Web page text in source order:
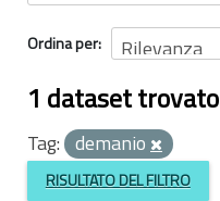
Ordina per
1 dataset trovato
Tag: demanio
RISULTATO DEL FILTRO